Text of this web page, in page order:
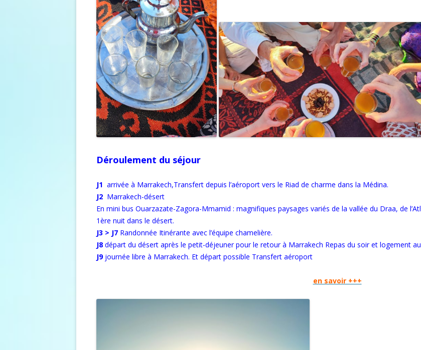
Déroulement du séjour
J1 arrivée à Marrakech,Transfert depuis l’aéroport vers le Riad de charme dans la Médina.
J2 Marrakech-désert
En mini bus Ouarzazate-Zagora-Mmamid : magnifiques paysages variés de la vallée du Draa, de
1ère nuit dans le désert.
J3 > J7 Randonnée Itinérante avec l’équipe chamelière.
J8 départ du désert après le petit-déjeuner pour le retour à Marrakech Repas du soir et logement
J9journée libre à Marrakech. Et départ possible Transfert aéroport
en savoir +++